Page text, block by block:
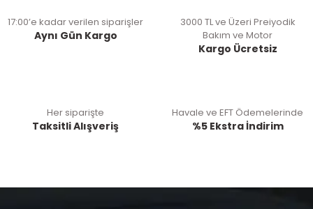
17:00’e kadar verilen siparişler
Aynı Gün Kargo
3000 TL ve Üzeri Preiyodik
Bakım ve Motor
Kargo Ücretsiz
Her siparişte
Taksitli Alışveriş
Havale ve EFT Ödemelerinde
%5 Ekstra İndirim